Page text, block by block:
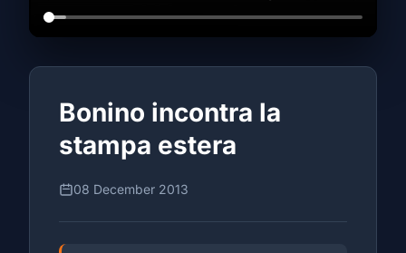
Bonino incontra la
stampa estera
08 December 2013